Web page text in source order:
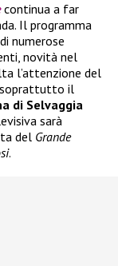
continua a far
Il programma
numerose
novità nel
l’attenzione del
soprattutto il
di Selvaggia
sarà
del Grande
.